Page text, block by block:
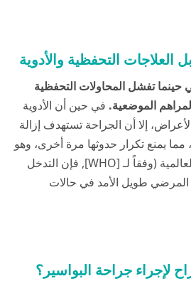
العلاجات التحفظية والأدوية
حينما تفشل المحاولات التحفظية
الموضعية. في حين أن الأدوية
إلا أن الجراحة تستهدف إزالة
مما يمنع تكرار حدوثها مرة أخرى، وهو
ما تؤكده منظمة الصحة العالمية (وفقاً لـ [WHO], فإن التدخل
طويل الأمد في حالات
لإجراء جراحة البواسير؟